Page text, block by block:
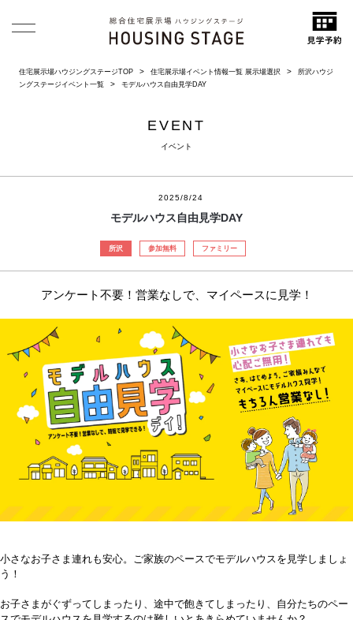
住宅展示場ハウジングステージTOP 住宅展示場イベント情報一覧 展示場選択
所沢ハウジ
ングステージイベント一覧
モデルハウス自由見学DAY
EVENT
イベント
2025/8/24
モデルハウス自由見学DAY
所沢 参加無料 ファミリー
アンケート不要！営業なしで、マイペースに見学！
小さなお子さま連れも安心。ご家族のペースでモデルハウスを見学しましょ
う！
お子さまがぐずってしまったり、途中で飽きてしまったり、自分たちのペー